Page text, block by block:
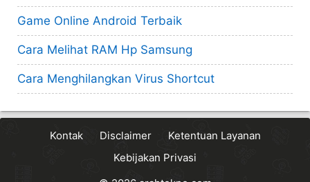
Game Online Android Terbaik
Cara Melihat RAM Hp Samsung
Cara Menghilangkan Virus Shortcut
Kontak Disclaimer
Ketentuan Layanan
Kebijakan Privasi